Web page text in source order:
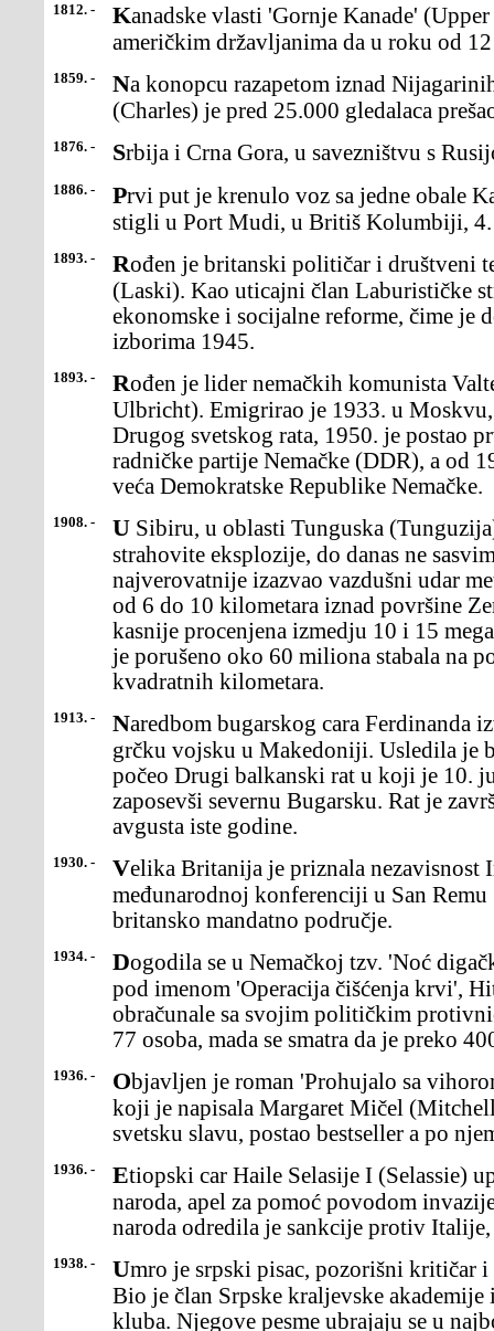
1812. - Kanadske vlasti 'Gornje Kanade' (Upper Canada) naložile su
američkim državljanima da u roku od
1859. - Na konopcu razapetom iznad Nijagarinih vodopada, Čarls Blondin
(Charles) je pred 25.000 gledalaca
1876. - Srbija i Crna Gora, u savezništvu s
1886. - Prvi put je krenulo voz sa jedne obale Kanade na drugu. Putnici su
stigli u Port Mudi, u Britiš Kolumbiji, 4.
1893. - Rođen je britanski političar i društveni teoretičar Harold Leski
(Laski). Kao uticajni član Laburističke
ekonomske i socijalne reforme, čime je
izborima 1945.
1893. - Rođen je lider nemačkih komunista Valter Ulbriht (Walter
Ulbricht). Emigrirao je 1933. u Moskvu,
Drugog svetskog rata, 1950. je postao
radničke partije Nemačke (DDR), a od
veća Demokratske Republike Nemačke.
1908. - U Sibiru, u oblasti Tunguska (Tunguzija), u Rusiji, je je došlo do
strahovite eksplozije, do danas ne
najverovatnije izazvao vazdušni udar
od 6 do 10 kilometara iznad površine
kasnije procenjena izmedju 10 i 15
je porušeno oko 60 miliona stabala na
kvadratnih kilometara.
1913. - Naredbom bugarskog cara Ferdinanda izvršen je prepad na srpsku i
grčku vojsku u Makedoniji. Usledila je
počeo Drugi balkanski rat u koji je 10.
zaposevši severnu Bugarsku. Rat je
avgusta iste godine.
1930. - Velika Britanija je priznala nezavisnost Iraka, koji je na
međunarodnoj konferenciji u San Remu
britansko mandatno područje.
1934. - Dogodila se u Nemačkoj tzv. 'Noć digačkih noževa' u kojoj su se,
pod imenom 'Operacija čišćenja krvi',
obračunale sa svojim političkim
77 osoba, mada se smatra da je preko
1936. - Objavljen je roman 'Prohujalo sa vihorom' (Gone with the Wind)
koji je napisala Margaret Mičel
svetsku slavu, postao bestseller a po
1936. - Etiopski car Haile Selasije I (Selassie) uputio je, u sedištu Lige
naroda, apel za pomoć povodom
naroda odredila je sankcije protiv
1938. - Umro je srpski pisac, pozorišni kritičar i diplomata Milan Rakić.
Bio je član Srpske kraljevske
kluba. Njegove pesme ubrajaju se u